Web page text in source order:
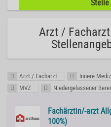
Arzt /
Arzt / Facharzt Innere
MVZ
Niedergelassener
Fachärztin/-arzt
100%)